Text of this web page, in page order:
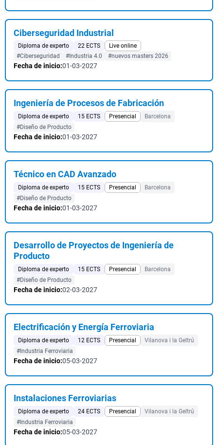
Ciberseguridad Industrial
Diploma de experto 22 ECTS
Live online
#Ciberseguridad
#Industria 4.0 #nuevos masters 2026
Fecha de inicio:01-03-2027
Ingeniería de Procesos de Fabricación
Diploma de experto 15 ECTS Presencial
Barcelona
#Diseño de Producto
Fecha de inicio:01-03-2027
Técnico en CAD Avanzado
Diploma de experto 15 ECTS Presencial
Barcelona
#Diseño de Producto
Fecha de inicio:01-03-2027
Desarrollo de Proyectos de Ingeniería de
Producto
Diploma de experto 15 ECTS Presencial
Barcelona
#Diseño de Producto
Fecha de inicio:02-03-2027
Electrificación y Energía Ferroviaria
Diploma de experto 12 ECTS Presencial
Vilanova i la Geltrú
#Industria Ferroviaria
Fecha de inicio:05-03-2027
Instalaciones Ferroviarias
Diploma de experto 24 ECTS Presencial
Vilanova i la Geltrú
#Industria Ferroviaria
Fecha de inicio:05-03-2027